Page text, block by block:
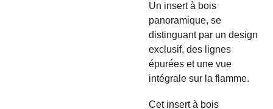
Un insert à bois
panoramique, se
distinguant par un design
exclusif, des lignes
épurées et une vue
intégrale sur la flamme.
Cet insert à bois